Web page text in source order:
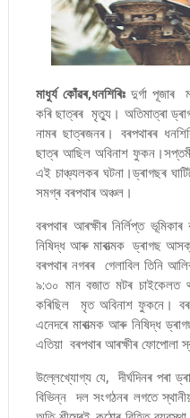
মাধুৰ্য কোঁৱৰ,ধনশিৰিঃদুৰ্গা পূজাৰ
কৰি ছাত্ৰৰ মৃত্যু। অতিমাত্ৰা
নামৰ ছাত্ৰজনৰ। বৰপথাৰৰ
ছাত্ৰ আছিল অবিনাশ
এই চাঞ্চ্যলকৰ ঘটনা।ড্ৰাগছৰ
সমগ্ৰ বৰপথাৰ অঞ্চল।
বৰপথাৰ আৰক্ষীৰ নিৰ্লিপ্ত
নিষিদ্ধ আৰু মাৰাত্মক ড্ৰাগছ
বৰপথাৰ নগৰৰ গেলাবিল তিনি
৯:৩০ মান বজাত মটৰ চাইকেলত
কৰিছিল মৃত অবিনাশ ফুকনে।
এনেদৰে মাৰাত্মক আৰু নিষিদ্ধ
এতিয়া বৰপথাৰ আৰক্ষীৰ ফোপোলা
উল্লেখ্যোগ্য যে, দীৰ্ঘদিনৰ
বিভিন্ন দল সংগঠনৰ লগতে